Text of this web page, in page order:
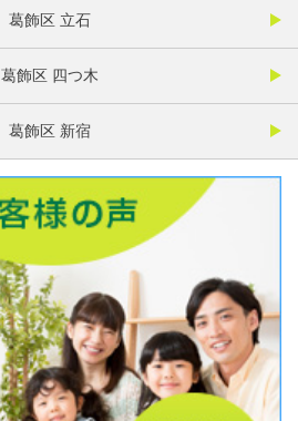
葛飾区 立石
葛飾区 四つ木
葛飾区 新宿